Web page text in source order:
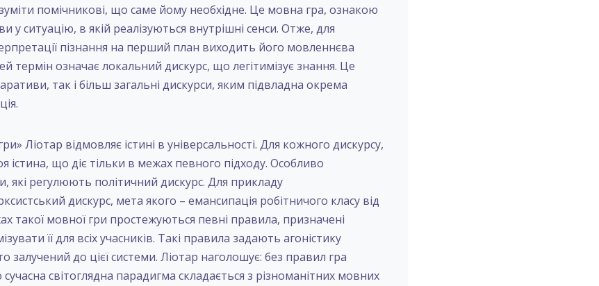
помічникові, що саме йому необхідне. Це мовна гра, ознакою
у ситуацію, в якій реалізуються внутрішні сенси. Отже, для
пізнання на перший план виходить його мовленнєва
термін означає локальний дискурс, що легітимізує знання. Це
так і більш загальні дискурси, яким підвладна окрема
Ліотар відмовляє істині в універсальності. Для кожного дискурсу,
істина, що діє тільки в межах певного підходу. Особливо
які регулюють політичний дискурс. Для прикладу
дискурс, мета якого – емансипація робітничого класу від
такої мовної гри простежуються певні правила, призначені
її для всіх учасників. Такі правила задають агоністику
залучений до цієї системи. Ліотар наголошує: без правил гра
світоглядна парадигма складається з різноманітних мовних